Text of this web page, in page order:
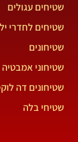
שטיחים עגולים
שטיחים לחדרי
שטיחונים
שטיחוני אמבטיה
שטיחונים דה
שטיחי בלה